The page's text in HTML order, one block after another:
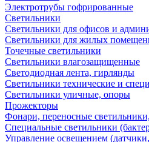
Электротрубы гофрированные
Светильники
Светильники для офисов и
Светильники для жилых
Точечные светильники
Светильники влагозащищенные
Светодиодная лента, гирлянды
Светильники технические и
Светильники уличные, опоры
Прожекторы
Фонари, переносные
Специальные светильники
Управление освещением